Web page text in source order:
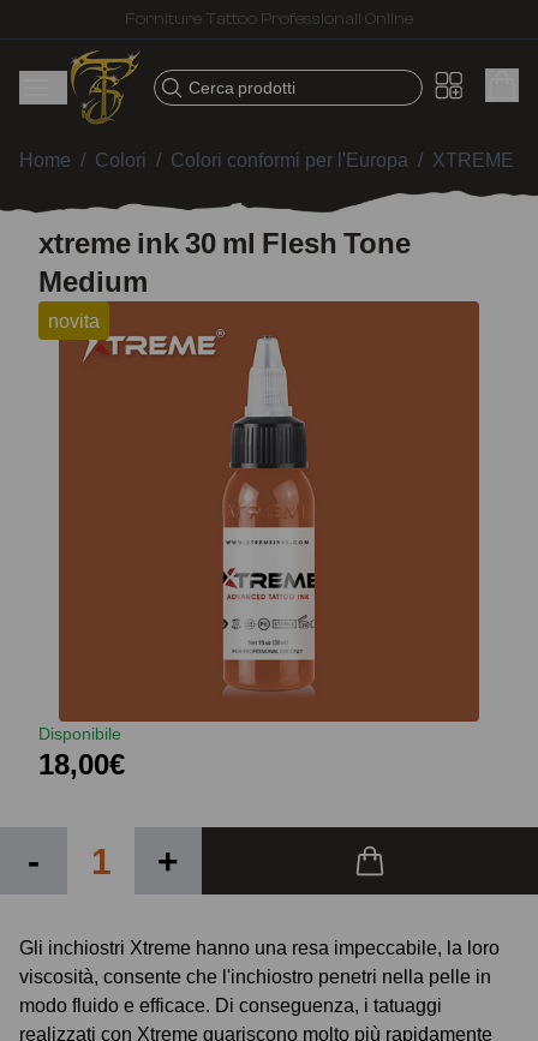
Spedizione veloce – Prodotti selezionati per tatuatori
Cerca prodotti
Home / Colori / Colori conformi per l'Europa / XTREME
xtreme ink 30 ml Flesh Tone
Medium
novita
Disponibile
18,00€
- +
Gli inchiostri Xtreme hanno una resa impeccabile, la loro
viscosità, consente che l'inchiostro penetri nella pelle in
modo fluido e efficace. Di conseguenza, i tatuaggi
realizzati con Xtreme guariscono molto più rapidamente